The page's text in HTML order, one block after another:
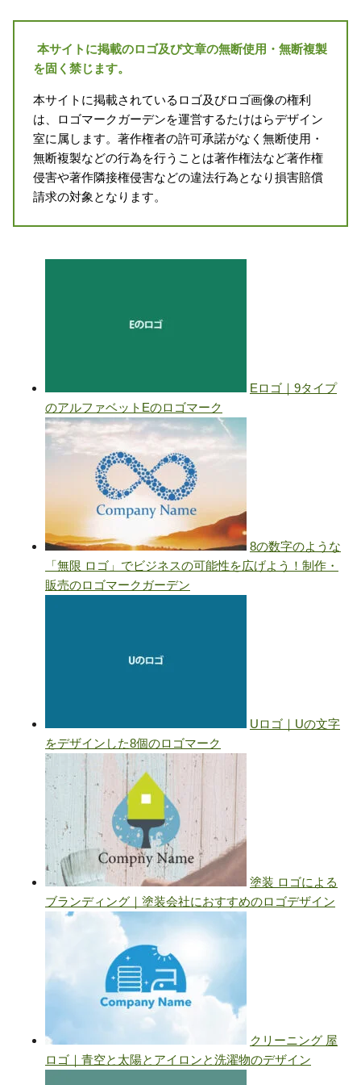
本サイトに掲載のロゴ及び文章の無断使用・無断複製
を固く禁じます。
本サイトに掲載されているロゴ及びロゴ画像の権利
は、ロゴマークガーデンを運営するたけはらデザイン
室に属します。著作権者の許可承諾がなく無断使用・
無断複製などの行為を行うことは著作権法など著作権
侵害や著作隣接権侵害などの違法行為となり損害賠償
請求の対象となります。